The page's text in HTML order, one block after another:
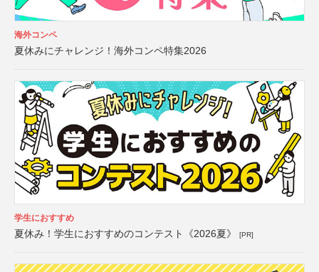
海外コンペ
夏休みにチャレンジ！海外コンペ特集2026
学生におすすめ
夏休み！学生におすすめのコンテスト《2026夏》 [PR]